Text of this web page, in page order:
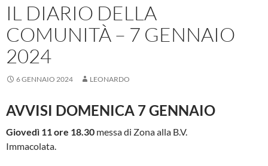
IL DIARIO DELLA
COMUNITÀ – 7 GENNAIO
2024
6 GENNAIO 2024 LEONARDO
AVVISI DOMENICA 7 GENNAIO
Giovedì 11 ore 18.30 messa di Zona alla B.V.
Immacolata.